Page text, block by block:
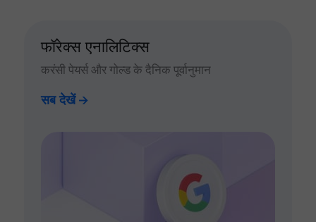
फॉरेक्स एनालिटिक्स
करंसी पेयर्स और गोल्ड के दैनिक पूर्वानुमान
सब देखें